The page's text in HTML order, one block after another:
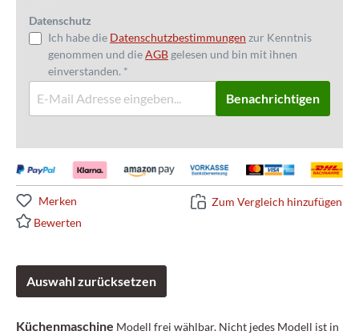
Datenschutz
Ich habe die Datenschutzbestimmungen zur Kenntnis
genommen und dieAGB gelesen und bin mit ihnen
einverstanden. *
Benachrichtigen
Merken
Zum Vergleich hinzufügen
Bewerten
Küchenmaschine Modell frei wählbar. Nicht jedes Modell ist in
Auswahl zurücksetzen